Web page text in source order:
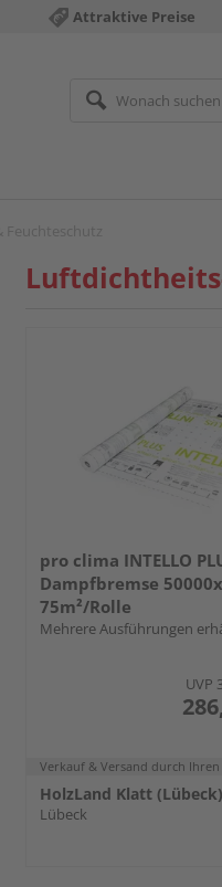
Attraktive Preise
pro clima INTELLO
Dampfbremse
75m²/Rolle
Mehrere Ausführungen
UVP
Verkauf & Versand durch
HolzLand Klatt (Lübeck)
Lübeck